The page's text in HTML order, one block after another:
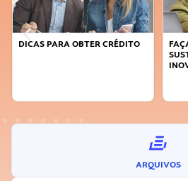
DICAS PARA OBTER CRÉDITO
ARQUIVOS